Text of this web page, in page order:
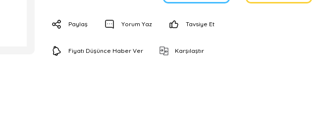
Paylaş Yorum Yaz Tavsiye Et
Fiyatı Düşünce Haber Ver Karşılaştır